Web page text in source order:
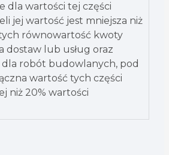
dla wartości tej części
jej wartość jest mniejsza niż
równowartość kwoty
dostaw lub usług oraz
robót budowlanych, pod
wartość tych części
niż 20% wartości